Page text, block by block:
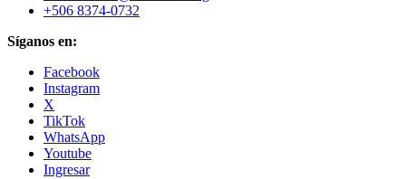
+506 8374-0732
Síganos en:
Facebook
Instagram
X
TikTok
WhatsApp
Youtube
Ingresar